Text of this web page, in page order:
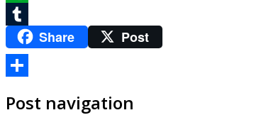
Evernote
TumblrShare Post
有
Post navigation